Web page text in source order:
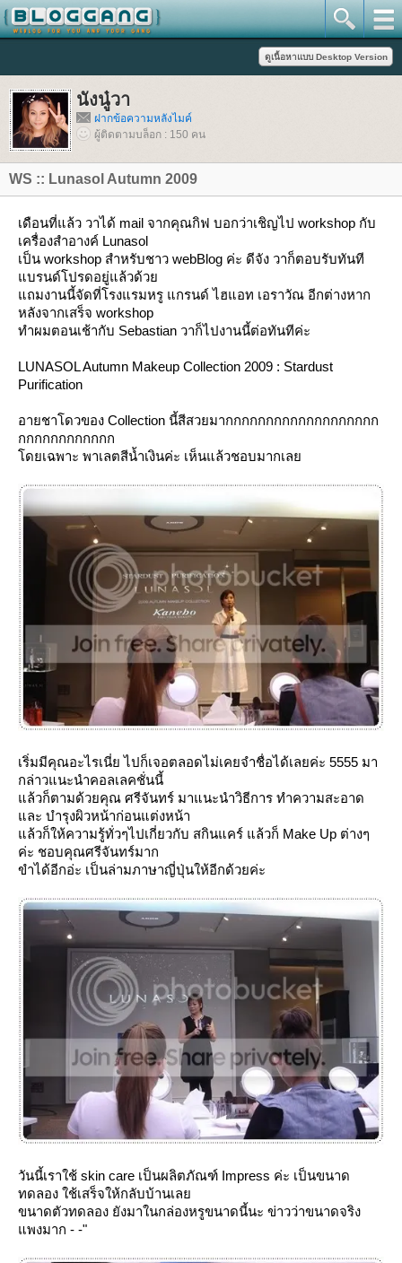
นังนู๋วา
ฝากข้อความหลังไมค์
ผู้ติดตามบล็อก : 150 คน
WS :: Lunasol Autumn 2009
เดือนที่แล้ว วาได้ mail จากคุณกิฟ บอกว่าเชิญไป workshop กับ
เครื่องสำอางค์ Lunasol
เป็น workshop สำหรับชาว webBlog ค่ะ ดีจัง วาก็ตอบรับทันที
บรนด์โปรดอยู่แล้วด้ว
ถมงานนี้จัดที่โรงแรมหรู แกรนด์ ไฮแอท เอราวัณ อีกต่างหาก
หลังจากเสร็จ workshop
ทำผมตอนเช้ากับ Sebastian วาก็ไปงานนี้ต่อทันทีค่ะ
LUNASOL Autumn Makeup Collection 2009 : Stardust
Purification
อายชาโดวของ Collection นี้สีสวยมากกกกกกกกกกกกกกกกกกก
กกกกกกกกกกกก
ดยเฉพาะ พาเลตสีน้ำเงินค่ะ เห็นแล้วชอบมากเล
เริ่มมีคุณอะไรเนี่ย ไปก็เจอตลอดไม่เคยจำชื่อได้เลยค่ะ 5555 มา
กล่าวแนะนำคอลเลคชั่นนี้
ล้วก็ตามด้วยคุณ ศรีจันทร์ มาแนะนำวิธีการ ทำความสะอาด
ละ บำรุงผิวหน้าก่อนแต่งหน้า
ล้วก็ให้ความรู้ทั่วๆไปเกี่ยวกับ สกินแคร์ แล้วก็ Make Up ต่างๆ
ค่ะ ชอบคุณศรีจันทร์มาก
ขำได้อีกอ่ะ เป็นล่ามภาษาญี่ปุ่นให้อีกด้วยค่ะ
วันนี้เราใช้ skin care เป็นผลิตภัณฑ์ Impress ค่ะ เป็นขนาด
ทดลอง ใช้เสร็จให้กลับบ้านเล
ขนาดตัวทดลอง ยังมาในกล่องหรูขนาดนี้นะ ข่าวว่าขนาดจริง
พงมาก - -"